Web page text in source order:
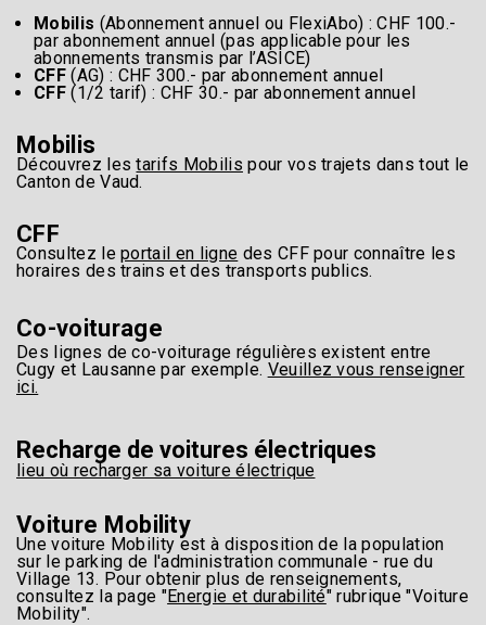
Mobilis (Abonnement annuel ou FlexiAbo) : CHF 100.-
par abonnement annuel (pas applicable pour les
abonnements transmis par l’ASICE)
CFF(AG) : CHF 300.- par abonnement annuel
CFF(1/2 tarif) : CHF 30.- par abonnement annuel
Mobilis
Découvrez lestarifs Mobilis pour vos trajets dans tout le
Canton de Vaud.
CFF
Consultez leportail en ligne des CFF pour connaître les
horaires des trains et des transports publics.
Co-voiturage
Des lignes de co-voiturage régulières existent entre
Cugy et Lausanne par exemple. Veuillez vous renseigner
ici.
Recharge de voitures électriques
lieu où recharger sa voiture électrique
Voiture Mobility
Une voiture Mobility est à disposition de la population
sur le parking de l'administration communale - rue du
Village 13. Pour obtenir plus de renseignements,
consultez la page "Energie et durabilité" rubrique "Voiture
Mobility".